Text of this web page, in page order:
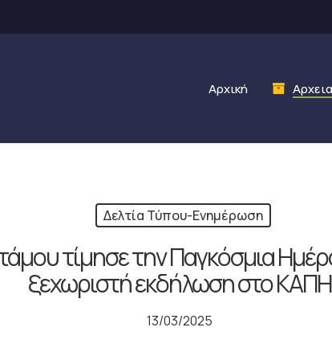
Αρχική
Δελτία Τύπου-Ενημέρωση
τίμησε την Παγκόσμια
ξεχωριστή εκδήλωση στο ΚΑΠΗ
13/03/2025